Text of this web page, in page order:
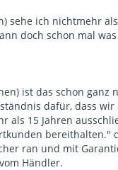
sehe ich nichtmehr
doch schon mal
ist das schon ganz
dafür, dass wir
als 15 Jahren
bereithalten."
ran und mit
Händler.